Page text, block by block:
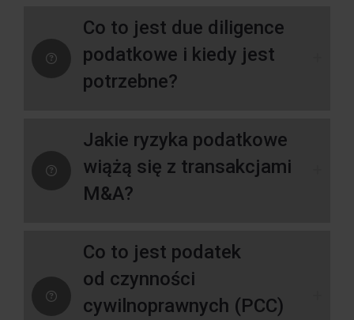
Co to jest due diligence
podatkowe i kiedy jest
potrzebne?
Jakie ryzyka podatkowe
wiążą się z transakcjami
M&A?
Co to jest podatek
od czynności
cywilnoprawnych (PCC)